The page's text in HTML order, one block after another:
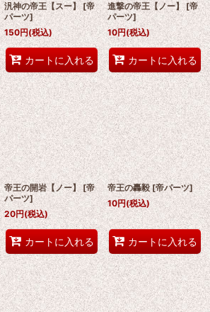
汎神の帝王【スー】 [帝
パーツ]
150円(税込)
カートに入れる
進撃の帝王【ノー】 [帝
パーツ]
10円(税込)
カートに入れる
帝王の開岩【ノー】 [帝
パーツ]
20円(税込)
カートに入れる
帝王の轟毅 [帝パーツ]
10円(税込)
カートに入れる